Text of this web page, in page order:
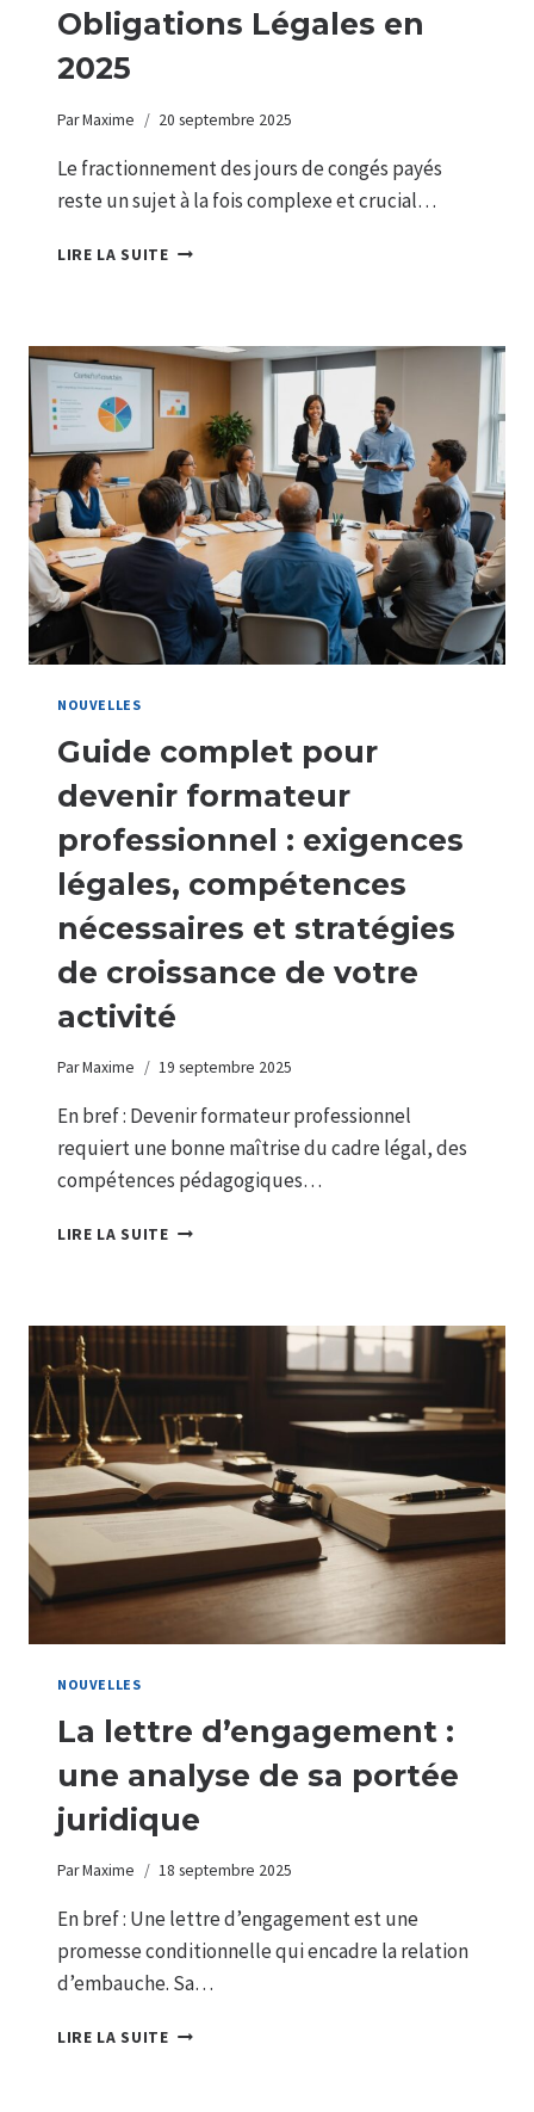
Obligations Légales en
2025
ParMaxime 20 septembre 2025
Le fractionnement des jours de congés payés
reste un sujet à la fois complexe et crucial…
LIRE LA SUITEFRACTIONNEMENT
GUIDE
RÈGLES
ET
OBLIGATIONS
LÉGALES
EN
2025
NOUVELLES
Guide complet pour
devenir formateur
professionnel : exigences
légales, compétences
nécessaires et stratégies
de croissance de votre
activité
ParMaxime 19 septembre 2025
En bref : Devenir formateur professionnel
requiert une bonne maîtrise du cadre légal, des
compétences pédagogiques…
LIRE LA SUITEGUIDE
FORMATEUR
PROFESSIONNEL
:
LÉGALES,
COMPÉTENCES
NÉCESSAIRES
ET
DE
CROISSANCE
NOUVELLES
La lettre d’engagement :
une analyse de sa portée
juridique
ParMaxime 18 septembre 2025
En bref : Une lettre d’engagement est une
promesse conditionnelle qui encadre la relation
d’embauche. Sa…
LIRE LA SUITELA